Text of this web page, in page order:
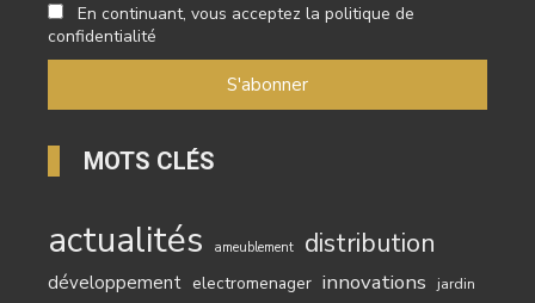
En continuant, vous acceptez la politique de
confidentialité
MOTS CLÉS
actualités ameublement distribution
développement electromenager innovations jardin